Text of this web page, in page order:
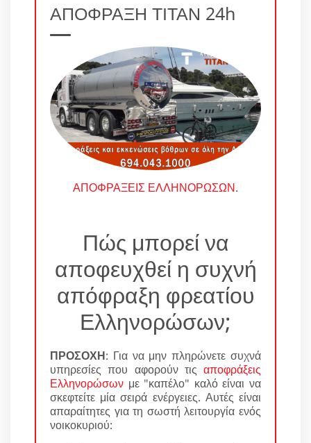
ΑΠΟΦΡΑΞΗ ΤΙΤΑΝ 24h
ΑΠΟΦΡΑΞΕΙΣ ΕΛΛΗΝΟΡΩΣΩΝ.
Πώς μπορεί να
αποφευχθεί η συχνή
απόφραξη φρεατίου
Ελληνορώσων;
ΠΡΟΣΟΧΗ: Για να μην πληρώνετε συχνά
υπηρεσίες που αφορούν τις αποφράξεις
Ελληνορώσων με "καπέλο" καλό είναι να
σκεφτείτε μία σειρά ενέργειες. Αυτές είναι
απαραίτητες για τη σωστή λειτουργία ενός
νοικοκυριού: